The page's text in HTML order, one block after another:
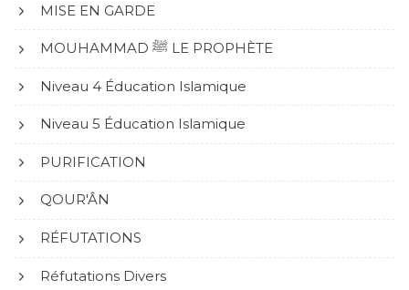
MISE EN GARDE
MOUHAMMAD ﷺ LE PROPHÈTE
Niveau 4 Éducation Islamique
Niveau 5 Éducation Islamique
PURIFICATION
QOUR'ÂN
RÉFUTATIONS
Réfutations Divers